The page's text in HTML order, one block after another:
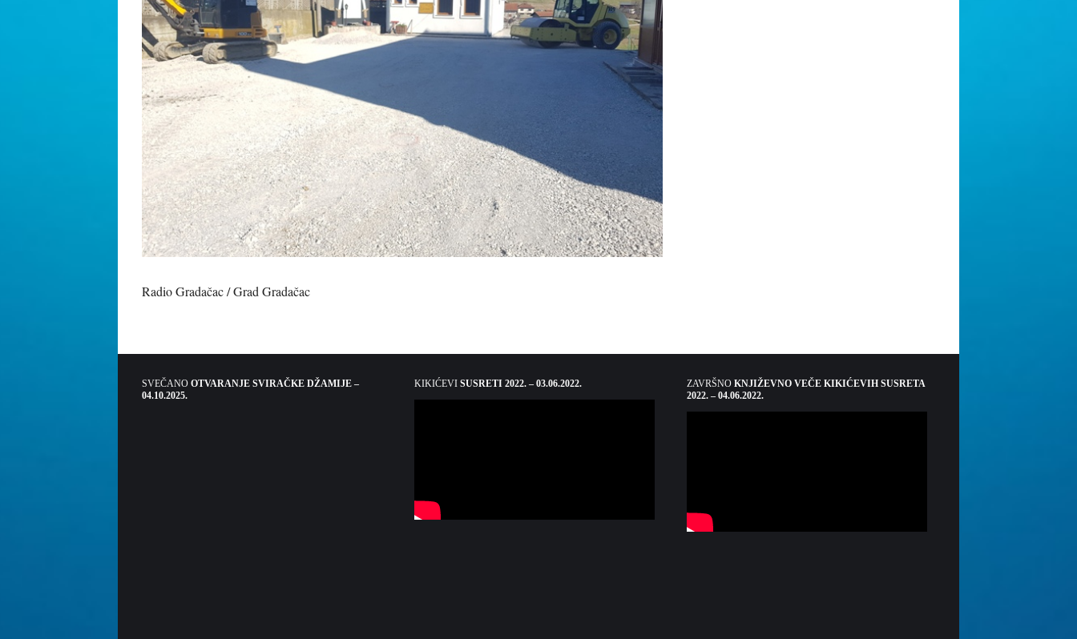
Radio Gradačac / Grad Gradačac
SVEČANO OTVARANJE SVIRAČKE DŽAMIJE –
04.10.2025.
KIKIĆEVI SUSRETI 2022. – 03.06.2022. ZAVRŠNO KNJIŽEVNO VEČE KIKIĆEVIH SUSRETA
2022. – 04.06.2022.